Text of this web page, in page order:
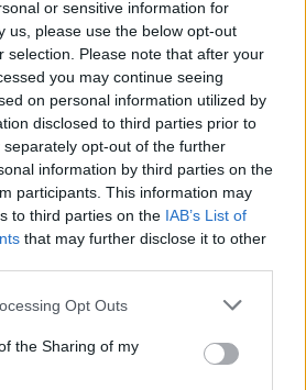
or sensitive information for
us, please use the below opt-out
selection. Please note that after your
you may continue seeing
on personal information utilized by
disclosed to third parties prior to
opt-out of the further
information by third parties on the
participants. This information may
to third parties on the IAB’s List of
that may further disclose it to other
Opt Outs
the Sharing of my